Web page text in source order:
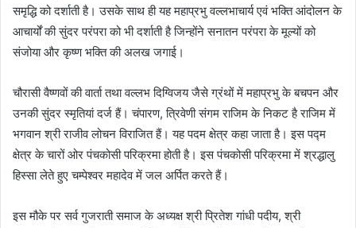
समृद्धि को दर्शाती है। उसके साथ ही यह महाप्रभु वल्लभाचार्य एवं भक्ति आंदोलन के
आचार्यों की सुंदर परंपरा को भी दर्शाती है जिन्होंने सनातन परंपरा के मूल्यों को
संजोया और कृष्ण भक्ति की अलख जगाई।
चौरासी वैष्णवों की वार्ता तथा वल्लभ दिग्विजय जैसे ग्रंथों में महाप्रभु के बचपन और
उनकी सुंदर स्मृतियां दर्ज हैं। चंपारण, त्रिवेणी संगम राजिम के निकट है राजिम में
भगवान श्री राजीव लोचन विराजित हैं। यह पदम क्षेत्र कहा जाता है। इस पद्म
क्षेत्र के चारों ओर पंचकोसी परिक्रमा होती है। इस पंचकोसी परिक्रमा में श्रद्धालु
हिस्सा लेते हुए चम्पेश्वर महादेव में जल अर्पित करते हैं।
इस मौके पर सर्व गुजराती समाज के अध्यक्ष श्री प्रितेश गांधी पदीय, श्री